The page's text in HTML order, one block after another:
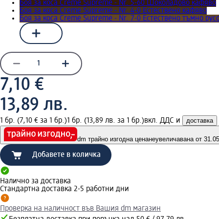
Боя за коса Creme Supreme - Nr. 5-60 Шоколадово кафяво
Боя за коса Creme Supreme - Nr. 4-0 Естествено кафяво
Боя за коса Creme Supreme - Nr. 7-0 Естествено тъмно
7,10 €
13,89 лв.
1 бр. (7,10 € за 1 бр.)1 бр. (13,89 лв. за 1 бр.)вкл. ДДС и доставка
dm трайно изгодна ценанеувеличавана от
Добавете в количка
Налично за доставка
Стандартна доставка 2-5 работни дни
Проверка на наличност във Вашия dm магазин